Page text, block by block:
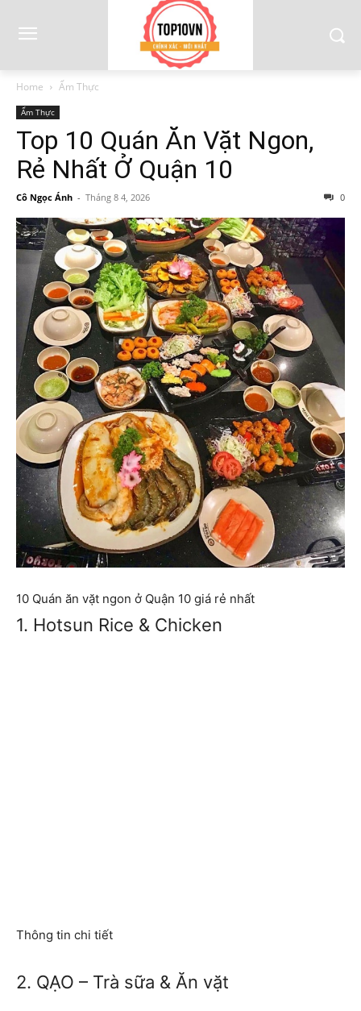
Home Ẩm Thực
Ẩm Thực
Top 10 Quán Ăn Vặt Ngon,
Rẻ Nhất Ở Quận 10
Cô Ngọc Ánh - Tháng 8 4, 2026 0
10 Quán ăn vặt ngon ở Quận 10 giá rẻ nhất
1. Hotsun Rice & Chicken
Thông tin chi tiết
2. QẠO – Trà sữa & Ăn vặt